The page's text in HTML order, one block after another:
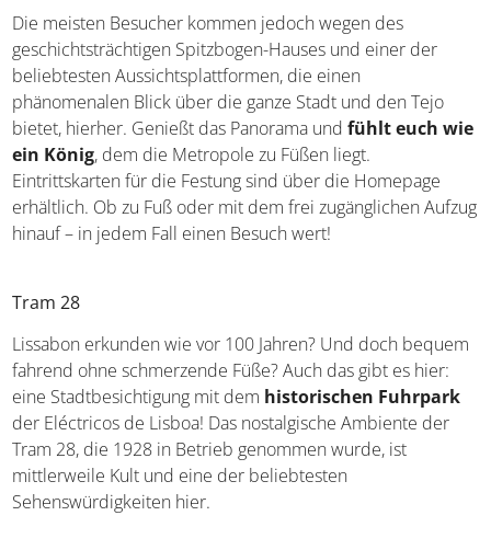
Die meisten Besucher kommen jedoch wegen des
geschichtsträchtigen Spitzbogen-Hauses und einer der
beliebtesten Aussichtsplattformen, die einen
phänomenalen Blick über die ganze Stadt und den Tejo
bietet, hierher. Genießt das Panorama undfühlt euch wie
ein König, dem die Metropole zu Füßen liegt.
Eintrittskarten für die Festung sind über die Homepage
erhältlich. Ob zu Fuß oder mit dem frei zugänglichen Aufzug
hinauf – in jedem Fall einen Besuch wert!
Tram 28
Lissabon erkunden wie vor 100 Jahren? Und doch bequem
fahrend ohne schmerzende Füße? Auch das gibt es hier:
eine Stadtbesichtigung mit dem historischen Fuhrpark
der Eléctricos de Lisboa! Das nostalgische Ambiente der
Tram 28, die 1928 in Betrieb genommen wurde, ist
mittlerweile Kult und eine der beliebtesten
Sehenswürdigkeiten hier.